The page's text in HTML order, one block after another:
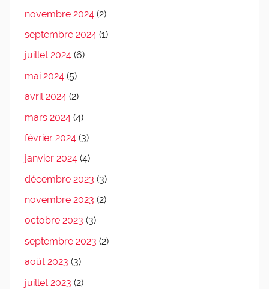
novembre 2024 (2)
septembre 2024 (1)
juillet 2024 (6)
mai 2024 (5)
avril 2024 (2)
mars 2024 (4)
février 2024 (3)
janvier 2024 (4)
décembre 2023 (3)
novembre 2023 (2)
octobre 2023 (3)
septembre 2023 (2)
août 2023 (3)
juillet 2023 (2)